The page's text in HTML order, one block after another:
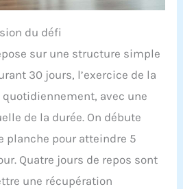
du défi
sur une structure simple
30 jours, l’exercice de la
avec une
de la durée. On débute
planche pour atteindre 5
Quatre jours de repos sont
une récupération